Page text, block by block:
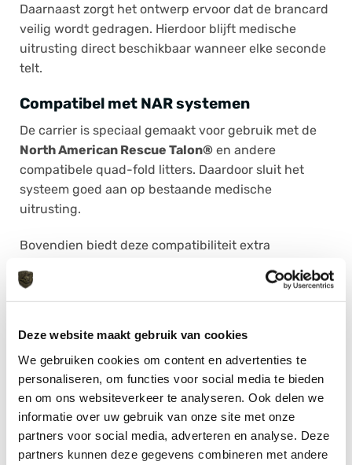
Deze website maakt gebruik van cookies
We gebruiken cookies om content en advertenties te
personaliseren, om functies voor social media te bieden
en om ons websiteverkeer te analyseren. Ook delen we
informatie over uw gebruik van onze site met onze
partners voor social media, adverteren en analyse. Deze
partners kunnen deze gegevens combineren met andere
Daarnaast zorgt het ontwerp ervoor dat de brancard
veilig wordt gedragen. Hierdoor blijft medische
uitrusting direct beschikbaar wanneer elke seconde
telt.
Compatibel met NAR systemen
De carrier is speciaal gemaakt voor gebruik met de
North American Rescue Talon® en andere
compatibele quad-fold litters. Daardoor sluit het
systeem goed aan op bestaande medische
uitrusting.
Bovendien biedt deze compatibiliteit extra
werken. Zo kan de uitrusting eenvoudig worden
geïntegreerd binnen bestaande procedures.
Betrouwbare ondersteuning in het veld
De North American Rescue Talon II Assault Litter
Carrieris ontwikkeld voor situaties waarin
betrouwbaarheid essentieel is. Het systeem
ondersteunt medische evacuaties zonder onnodige
belasting voor de gebruiker.